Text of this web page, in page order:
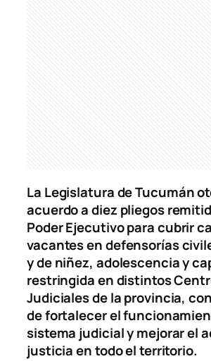
La Legislatura de Tucumán
acuerdo a diez pliegos
Poder Ejecutivo para cubrir
vacantes en defensorías
y de niñez, adolescencia y
restringida en distintos
Judiciales de la provincia,
de fortalecer el
sistema judicial y mejorar el
justicia en todo el territorio.